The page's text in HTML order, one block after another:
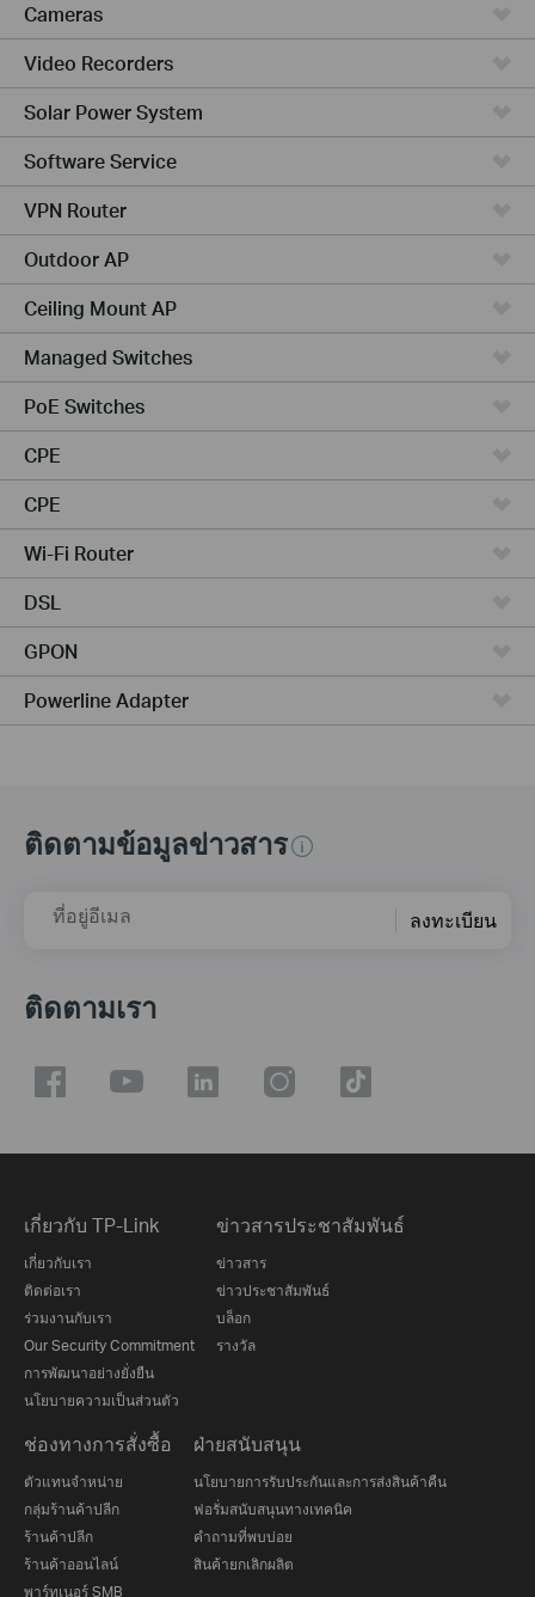
Cameras
Video Recorders
Solar Power System
Software Service
VPN Router
Outdoor AP
Ceiling Mount AP
Managed Switches
PoE Switches
CPE
CPE
Wi-Fi Router
DSL
GPON
Powerline Adapter
ติดตามข้อมูลข่าวสาร
ที่อยู่อีเมล ลงทะเบียน
ติดตามเรา
เกี่ยวกับ TP-Link
เกี่ยวกับเรา
ติดต่อเรา
ร่วมงานกับเรา
Our Security Commitment
การพัฒนาอย่างยั่งยืน
นโยบายความเป็นส่วนตัว
ข่าวสารประชาสัมพันธ์
ข่าวสาร
ข่าวประชาสัมพันธ์
บล็อก
รางวัล
ช่องทางการสั่งซื้อ
ตัวแทนจำหน่าย
กลุ่มร้านค้าปลีก
ร้านค้าปลีก
ร้านค้าออนไลน์
พาร์ทเนอร์ SMB
ฝ่ายสนับสนุน
นโยบายการรับประกันและการส่งสินค้าคืน
ฟอรั่มสนับสนุนทางเทคนิค
คำถามที่พบบ่อย
สินค้ายกเลิกผลิต